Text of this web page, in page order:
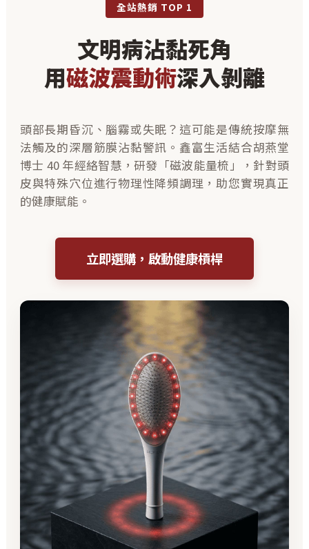
全站熱銷 TOP 1
文明病沾黏死角
用磁波震動術深入剝離
頭部長期昏沉、腦霧或失眠？這可能是傳統按摩無
法觸及的深層筋膜沾黏警訊。鑫富生活結合胡燕堂
博士 40 年經絡智慧，研發「磁波能量梳」，針對頭
皮與特殊穴位進行物理性降頻調理，助您實現真正
的健康賦能。
立即選購，啟動健康槓桿